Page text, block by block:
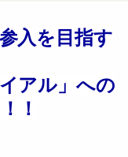
入を目指す
アル」への
！